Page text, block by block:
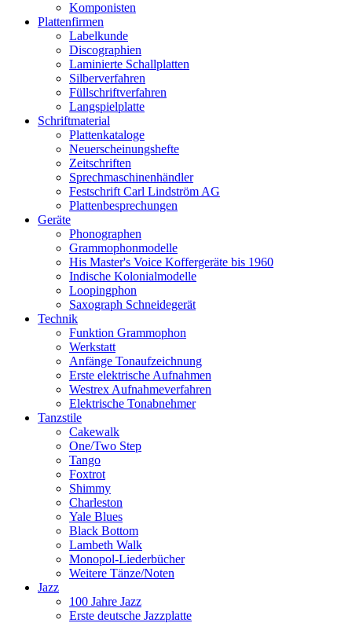
Komponisten
Plattenfirmen
Labelkunde
Discographien
Laminierte Schallplatten
Silberverfahren
Füllschriftverfahren
Langspielplatte
Schriftmaterial
Plattenkataloge
Neuerscheinungshefte
Zeitschriften
Sprechmaschinenhändler
Festschrift Carl Lindström AG
Plattenbesprechungen
Geräte
Phonographen
Grammophonmodelle
His Master's Voice Koffergeräte bis 1960
Indische Kolonialmodelle
Loopingphon
Saxograph Schneidegerät
Technik
Funktion Grammophon
Werkstatt
Anfänge Tonaufzeichnung
Erste elektrische Aufnahmen
Westrex Aufnahmeverfahren
Elektrische Tonabnehmer
Tanzstile
Cakewalk
One/Two Step
Tango
Foxtrot
Shimmy
Charleston
Yale Blues
Black Bottom
Lambeth Walk
Monopol-Liederbücher
Weitere Tänze/Noten
Jazz
100 Jahre Jazz
Erste deutsche Jazzplatte